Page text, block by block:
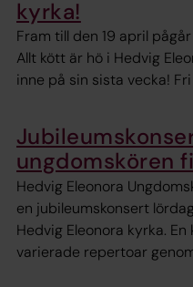
kyrka!
Fram till den 19 april
Allt kött är hö i Hedvig
inne på sin sista vecka!
ungdomskören
Hedvig Eleonora
en jubileumskonsert
Hedvig Eleonora kyrka.
varierade repertoar